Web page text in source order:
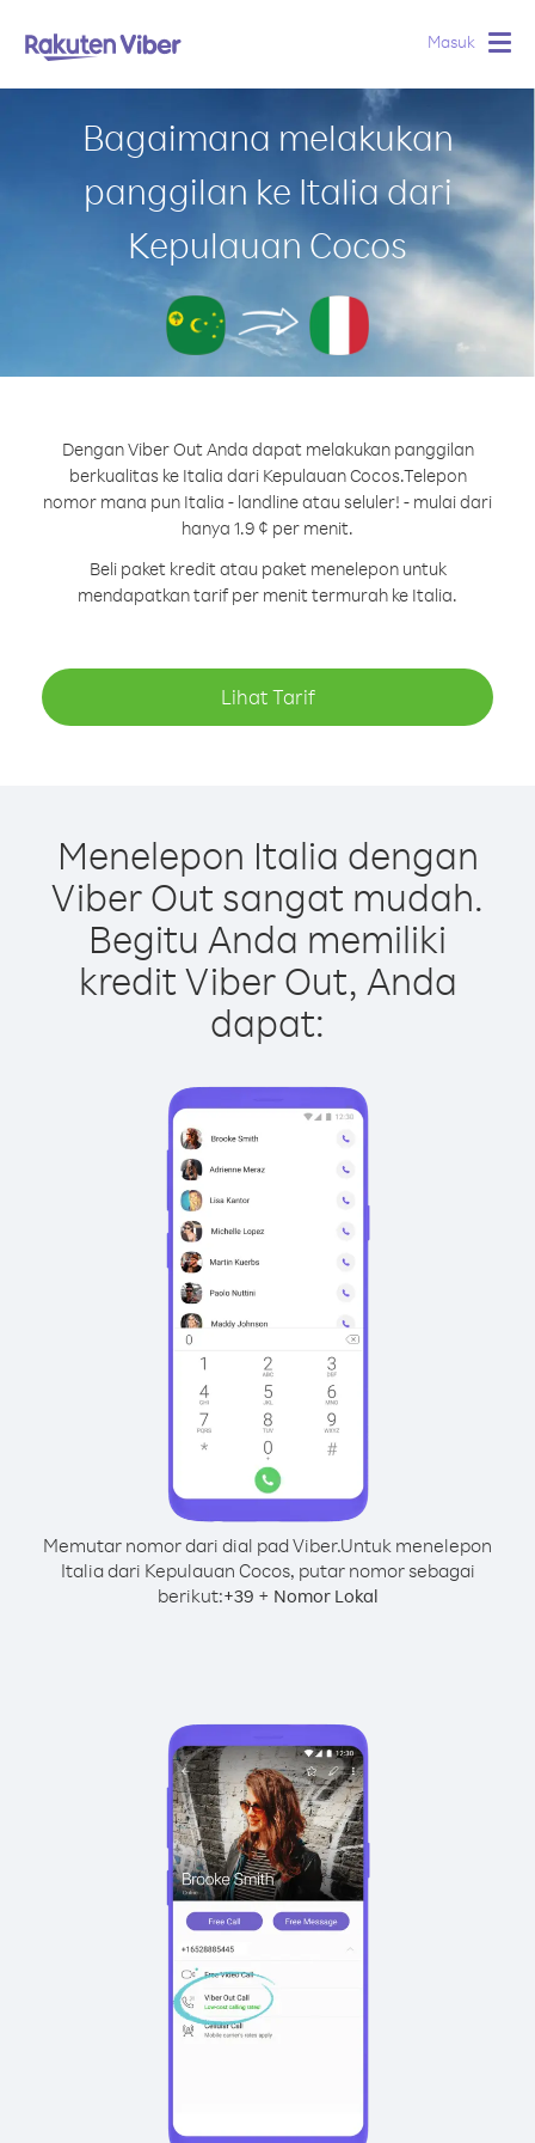
Masuk
Bagaimana melakukan
panggilan ke Italia dari
Kepulauan Cocos
Dengan Viber Out Anda dapat melakukan panggilan
berkualitas ke Italia dari Kepulauan Cocos.Telepon
nomor mana pun Italia - landline atau seluler! - mulai dari
hanya 1.9 ¢ per menit.
Beli paket kredit atau paket menelepon untuk
mendapatkan tarif per menit termurah ke Italia.
Lihat Tarif
Menelepon Italia dengan
Viber Out sangat mudah.
Begitu Anda memiliki
kredit Viber Out, Anda
dapat:
Memutar nomor dari dial pad Viber.Untuk menelepon
Italia dari Kepulauan Cocos, putar nomor sebagai
berikut:+39 + Nomor Lokal